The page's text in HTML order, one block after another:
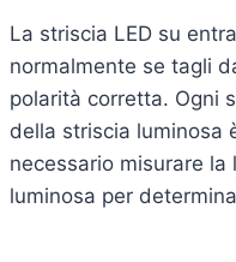
La striscia LED su
normalmente se tagli
polarità corretta. Ogni
della striscia luminosa
necessario misurare
luminosa per